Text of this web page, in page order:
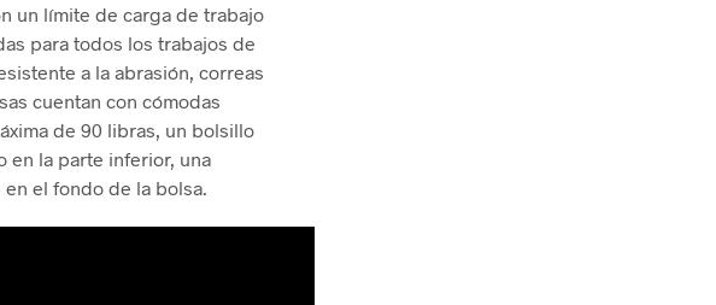
un límite de carga de trabajo
para todos los trabajos de
a la abrasión, correas
cuentan con cómodas
de 90 libras, un bolsillo
en la parte inferior, una
el fondo de la bolsa.